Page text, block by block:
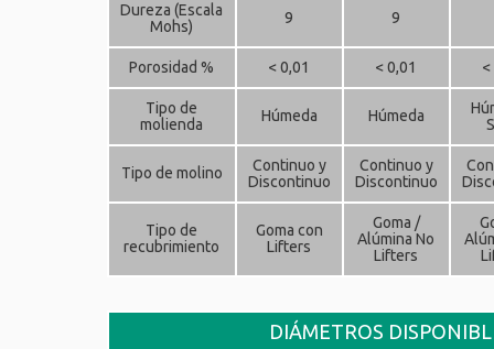
Dureza (Escala
Mohs)
9 9
Porosidad % < 0,01 < 0,01
Tipo de
molienda
Húmeda Húmeda
Tipo de molino
Continuo y
Discontinuo
Continuo y
Discontinuo
Tipo de
recubrimiento
Goma con
Lifters
Goma /
Alúmina No
Lifters
DIÁMETROS